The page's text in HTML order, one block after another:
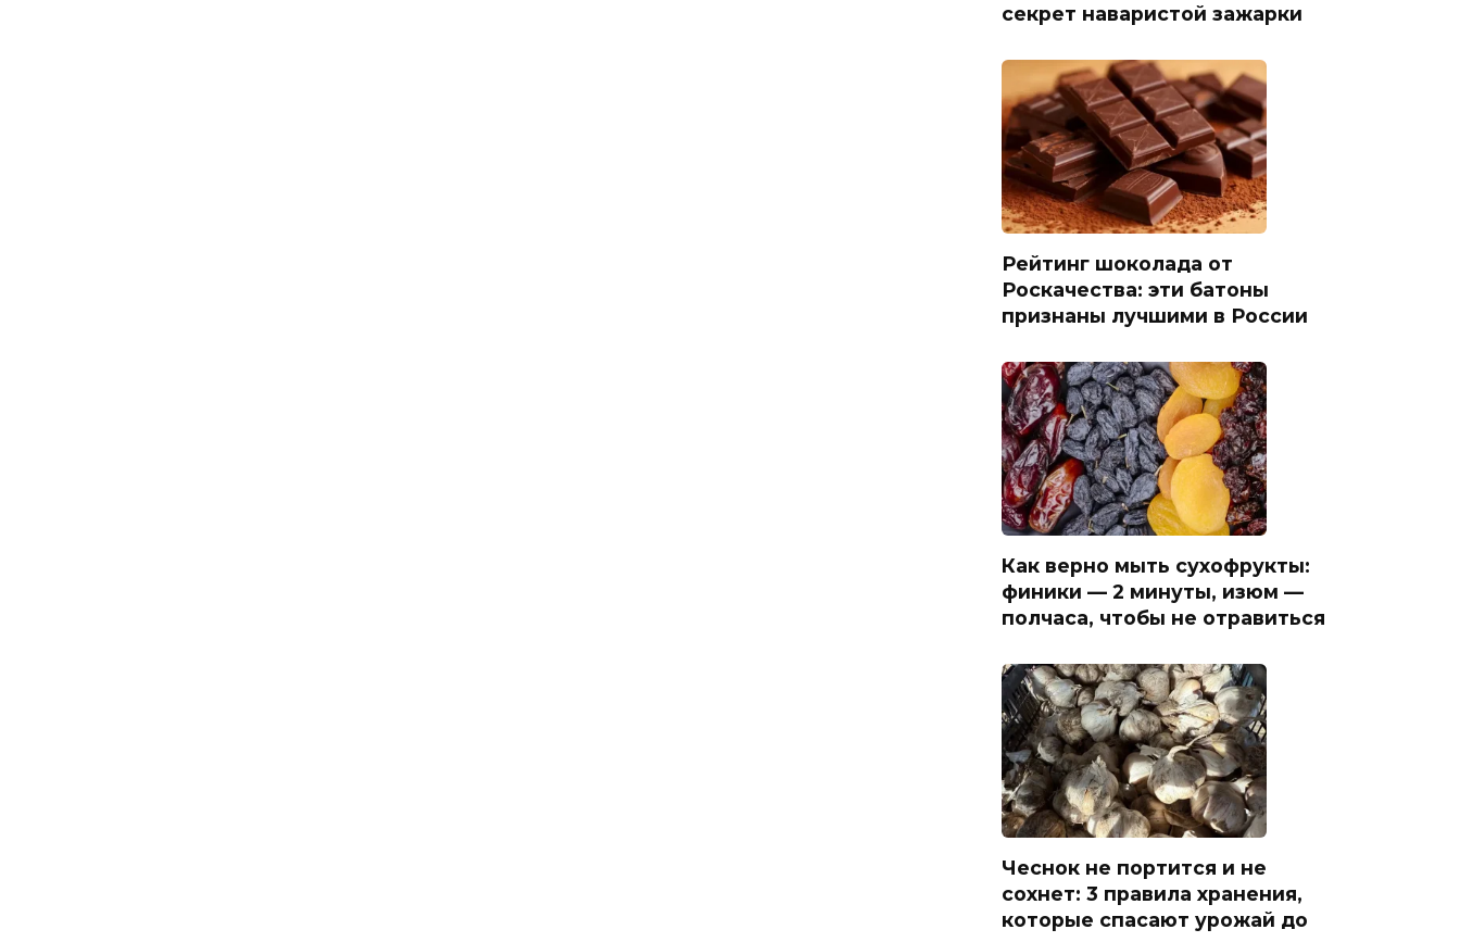
секрет наваристой зажарки
Рейтинг шоколада от
Роскачества: эти батоны
признаны лучшими в России
Как верно мыть сухофрукты:
финики — 2 минуты, изюм —
полчаса, чтобы не отравиться
Чеснок не портится и не
сохнет: 3 правила хранения,
которые спасают урожай до